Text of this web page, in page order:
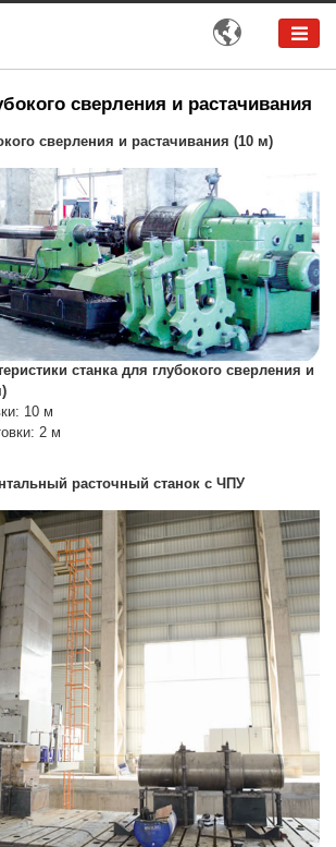

сверления и растачивания
сверления и растачивания (10 м)
станка для глубокого сверления и
10 м
2 м
расточный станок с ЧПУ